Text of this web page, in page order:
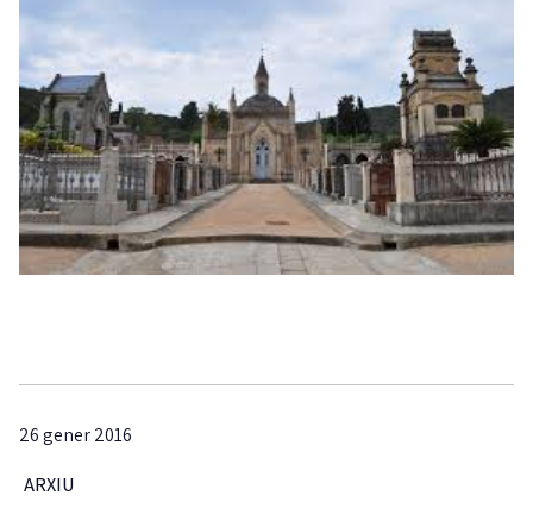
26 gener 2016
ARXIU